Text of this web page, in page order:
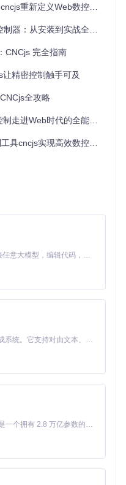
建议使用非root用户安
平移查看细节
时监控进度
轴微调
调试
中心
性化需求：
系列项目实现物理控制面
新定义Web数控系统体验
器：从安装到实战全指南
CNCjs 完全指南
精密控制触手可及
全攻略
进Web时代的全能工具
cncjs实现高效数控新体验
Claude Code 的开源替代方案。连接任意大模型，编辑代码，运行命令，自动验证 — 全自动执行。用 Rust 构建，极致性能。 ｜ An open-source alternative to Claude Code. Connect any LLM, edit code, run commands, and verify changes — autonomously. Built in Rust for speed. Get Started
MiniMax H3 是一个通用的全模态生成系统。它支持对由文本、图像、视频和音频组成的多模态上下文进行统一理解，并能生成分辨率高达 2K、时长可达 15 秒的带原生立体声音频的视频。得益于面向任务泛化的系统设计，H3 在预训练阶段就已具备广泛的多模态上下文理解与生成能力，能够出色地执行复杂的多模态指令。
Kimi K3 是Kimi能力最强的模型：这是一个拥有 2.8 万亿参数的混合专家（MoE）模型，具备原生视觉理解能力，并支持 100 万 token 的上下文窗口。